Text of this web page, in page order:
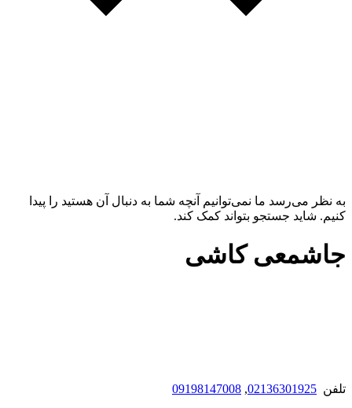
به نظر می‌رسد ما نمی‌توانیم آنچه شما به دنبال آن هستید را پیدا
کنیم. شاید جستجو بتواند کمک کند.
جاشمعی کاشی
تلفن 02136301925
,
09198147008